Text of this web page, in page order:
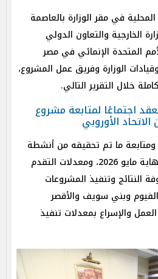
في مقر الوزارة بالعاصمة
الخارجية والتعاون الدولي
المتحدة الإنمائي في مصر
الوزارة وفريق عمل المشروع،
خلال التقرير التالي.
اجتماعًا لمتابعة مشروع
الأوروبي
ما تم تحقيقه من أنشطة
ومخرجات بالمشروع حتى نهاية مايو 2026، ومعدلات التقدم
وتنفيذ المشروعات
وبني سويف والأقصر
والإسراع بمعدلات تنفيذ